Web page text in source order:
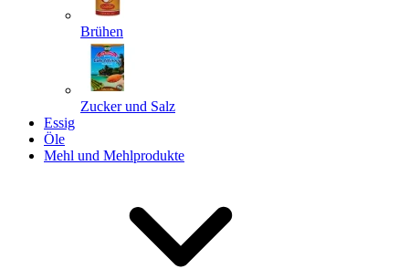
Brühen
Zucker und Salz
Essig
Öle
Mehl und Mehlprodukte